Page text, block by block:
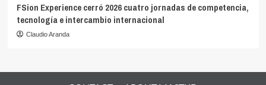
FSion Experience cerró 2026 cuatro jornadas de competencia,
tecnología e intercambio internacional
Claudio Aranda